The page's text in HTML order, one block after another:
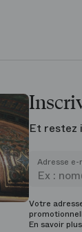
Et restez
Adresse e-
Votre
En savoir